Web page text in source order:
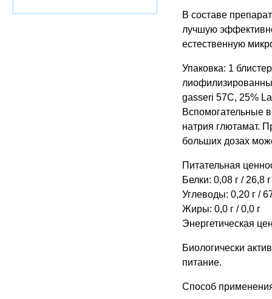
В составе
лучшую
естественную
Упаковка: 1
gasseri 57C, 25%
Вспомогательные
натрия глютамат.
больших дозах
Питательная
Белки: 0,08 г / 26,8 г
Углеводы: 0,20 г /
Жиры: 0,0 г / 0,0 г
Энергетическая
Биологически
питание.
Способ